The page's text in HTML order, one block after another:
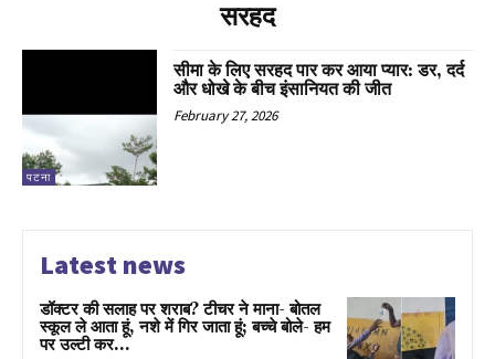
सरहद
पटना
सीमा के लिए सरहद पार कर आया प्यार: डर, दर्द
और धोखे के बीच इंसानियत की जीत
February 27, 2026
Latest news
डॉक्टर की सलाह पर शराब? टीचर ने माना- बोतल
स्कूल ले आता हूं, नशे में गिर जाता हूं; बच्चे बोले- हम
पर उल्टी कर...